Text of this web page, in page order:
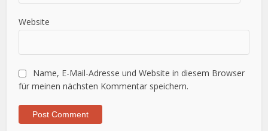
Website
Name, E-Mail-Adresse und Website in diesem Browser
für meinen nächsten Kommentar speichern.